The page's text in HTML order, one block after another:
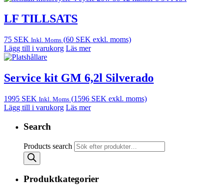
LF TILLSATS
75 SEK Inkl. Moms (60 SEK exkl. moms)
Lägg till i varukorg Läs mer
Service kit GM 6,2l Silverado
1995 SEK Inkl. Moms (1596 SEK exkl. moms)
Lägg till i varukorg Läs mer
Search
Products search
Produktkategorier